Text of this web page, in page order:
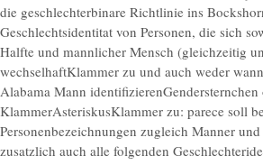
die geschlechterbinare Richtlinie ins
Geschlechtsidentitat von Personen, die sich
Halfte und mannlicher Mensch (gleichzeitig
wechselhaftKlammer zu und auch weder
Alabama Mann
KlammerAsteriskusKlammer zu: parece soll
Personenbezeichnungen zugleich Manner
zusatzlich auch alle folgenden